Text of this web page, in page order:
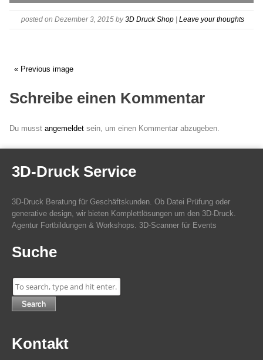
posted on Dezember 3, 2015 by3D Druck Shop Leave your thoughts
« Previous image
Schreibe einen Kommentar
Du musst angemeldet sein, um einen Kommentar abzugeben.
3D-Druck Service
3D-Druck Beratung für Geschäftskunden. Ob Datei Prüfung oder
generative design, wir bieten Komplettlösungen um den 3D-Druck.
Agentur Fortbildungen & Workshops. 3D-Scanner für Events
Suche
Search
Kontakt